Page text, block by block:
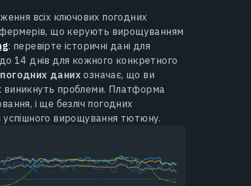
всіх ключових погодних
що керують вирощуванням
: перевірте історичні дані для
14 днів для кожного конкретного
данихозначає, що ви
виникнуть проблеми. Платформа
і ще безліч погодних
вирощування тютюну.